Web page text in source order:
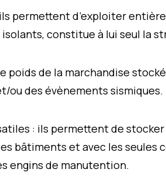
permettent d’exploiter
constitue à lui seul la
poids de la marchandise
ou des évènements sismiques.
: ils permettent de
bâtiments et avec les seules
engins de manutention.